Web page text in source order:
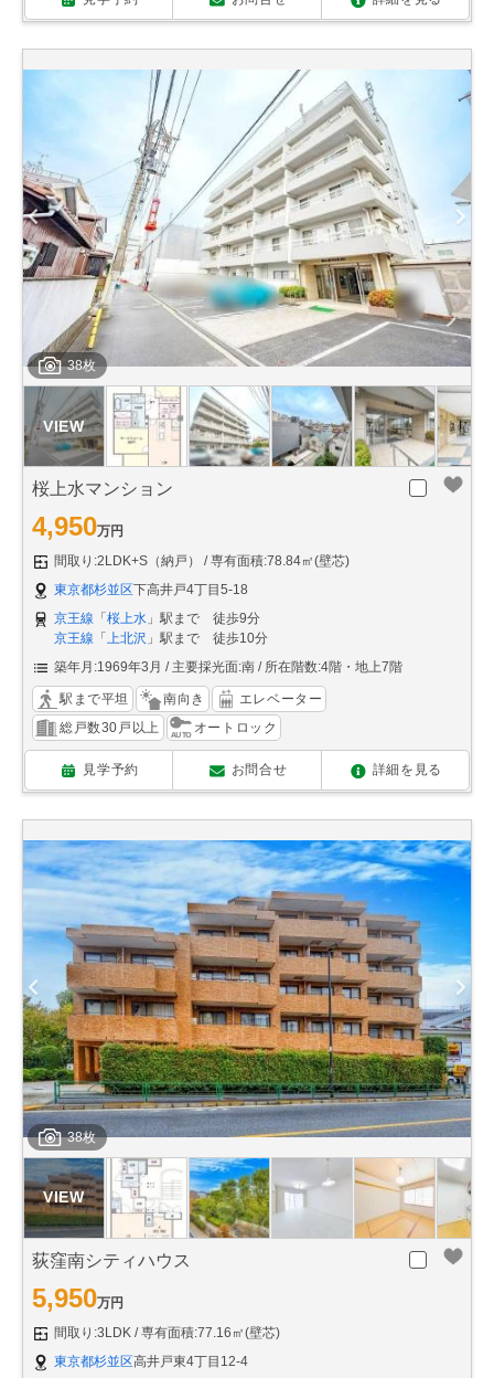
38枚
桜上水マンション
4,950万円
間取り:2LDK+S（納戸）
専有面積:78.84㎡(壁芯)
東京都杉並区下高井戸4丁目5-18
京王線 「 桜上水 」駅まで 徒歩9分
京王線 「 上北沢 」駅まで 徒歩10分
築年月:1969年3月
主要採光面:南 所在階数:4階・地上7階
駅まで平坦 南向き
エレベーター
総戸数30戸以上
オートロック
見学予約 お問合せ 詳細を見る
38枚
荻窪南シティハウス
5,950万円
間取り:3LDK
専有面積:77.16㎡(壁芯)
東京都杉並区高井戸東4丁目12-4